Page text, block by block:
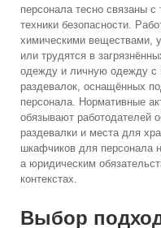
персонала тесно связаны
техники безопасности.
химическими веществами,
или трудятся в
одежду и личную одежду
раздевалок, оснащённых
персонала. Нормативные
обязывают работодателей
раздевалки и места для
шкафчиков для персонала
а юридическим
контекстах.
Выбор